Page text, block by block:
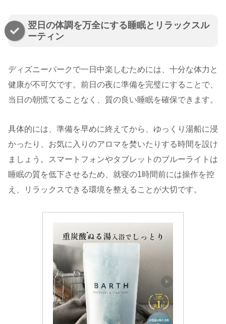
翌日の体調を万全にする睡眠とリラックスル
ーティン
ディズニーパークで一日中楽しむためには、十分な体力と
健康が不可欠です。前日の夜に準備を完璧にすることで、
当日の朝慌てることなく、質の良い睡眠を確保できます。
具体的には、準備を早めに終えてから、ゆっくり湯船に浸
かったり、お気に入りのアロマを焚いたりする時間を設け
ましょう。スマートフォンやタブレットのブルーライトは
睡眠の質を低下させるため、就寝の1時間前には操作を控
え、リラックスできる環境を整えることが大切です。